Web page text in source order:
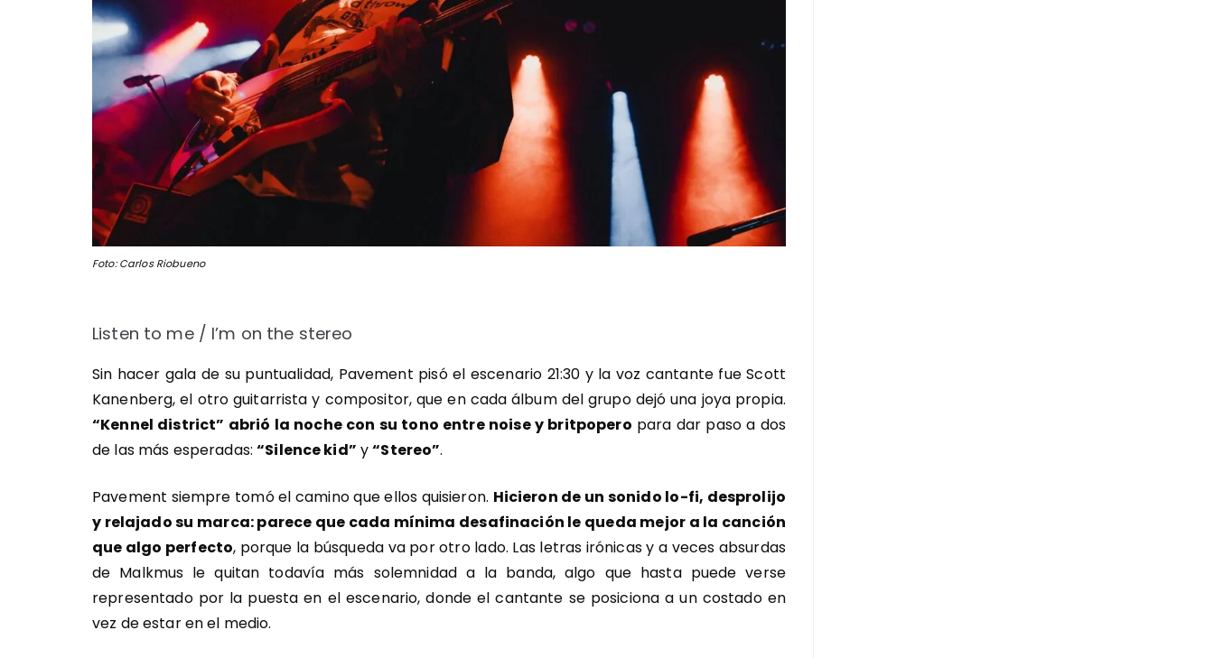
Foto: Carlos Riobueno
Listen to me / I’m on the stereo
Sin hacer gala de su puntualidad, Pavement pisó el escenario 21:30 y la voz cantante fue Scott
Kanenberg, el otro guitarrista y compositor, que en cada álbum del grupo dejó una joya propia.
“Kennel district” abrió la noche con su tono entre noise y britpopero para dar paso a dos
de las más esperadas:“Silence kid” y“Stereo”.
Pavement siempre tomó el camino que ellos quisieron. Hicieron de un sonido lo-fi, desprolijo
y relajado su marca: parece que cada mínima desafinación le queda mejor a la canción
que algo perfecto, porque la búsqueda va por otro lado. Las letras irónicas y a veces absurdas
de Malkmus le quitan todavía más solemnidad a la banda, algo que hasta puede verse
representado por la puesta en el escenario, donde el cantante se posiciona a un costado en
vez de estar en el medio.